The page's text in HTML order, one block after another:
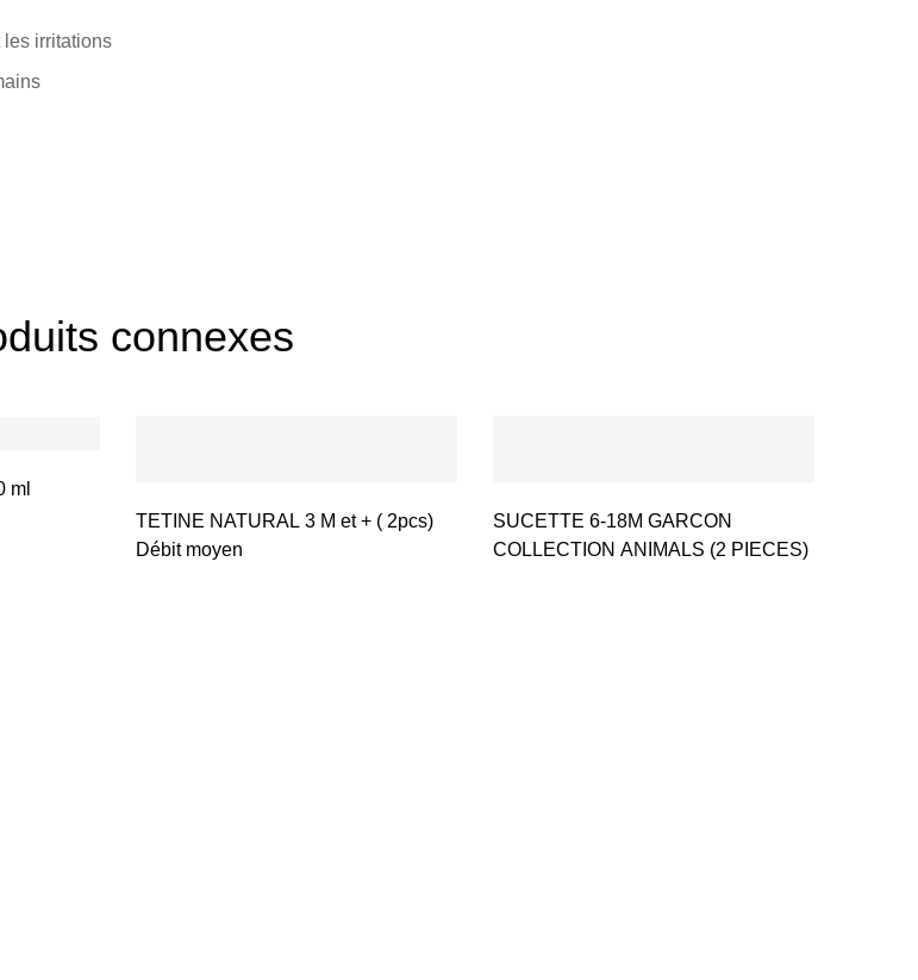
les irritations
connexes
ml
TETINE NATURAL 3 M et + ( 2pcs)
Débit moyen
SUCETTE 6-18M GARCON
COLLECTION ANIMALS (2 PIECES)